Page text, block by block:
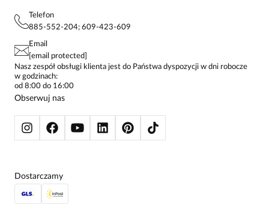
KONTAKTY
POLITYKA PRYWATNOŚCI
STREFA STAŁEGO KLIENTA
KOSZULE DAMSKIE
SPODNIE DAMSKIE
ŻAKIETY I MARYNARKI
SWETRY
BLUZY
Telefon
885-552-204; 609-423-609
Email
[email protected]
Nasz zespół obsługi klienta jest do Państwa dyspozycji w dni robocze
w godzinach:
od 8:00 do 16:00
Obserwuj nas
Dostarczamy